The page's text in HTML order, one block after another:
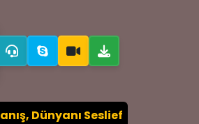
Sesliefsane ile Genişlet